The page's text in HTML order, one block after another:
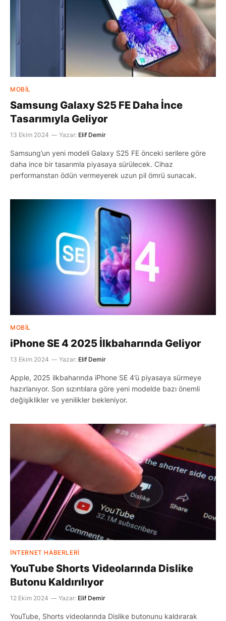
MOBIL
Samsung Galaxy S25 FE Daha İnce
Tasarımıyla Geliyor
13 Ekim 2024 Yazar: Elif Demir
Samsung’un yeni modeli Galaxy S25 FE önceki serilere göre
daha ince bir tasarımla piyasaya sürülecek. Cihaz
performanstan ödün vermeyerek uzun pil ömrü sunacak.
MOBIL
iPhone SE 4 2025 İlkbaharında Geliyor
13 Ekim 2024 Yazar: Elif Demir
Apple, 2025 ilkbaharında iPhone SE 4’ü piyasaya sürmeye
hazırlanıyor. Son sızıntılara göre yeni modelde bazı önemli
değişiklikler ve yenilikler bekleniyor.
İNTERNET HABERLERI
YouTube Shorts Videolarında Dislike
Butonu Kaldırılıyor
12 Ekim 2024 Yazar: Elif Demir
YouTube, Shorts videolarında Dislike butonunu kaldırarak